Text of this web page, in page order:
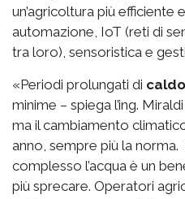
un’agricoltura più efficiente
automazione, IoT (reti di
tra loro), sensoristica e
«Periodi prolungati di
minime – spiega l’ing.
ma il cambiamento
anno, sempre più la
complesso l’acqua è un
più sprecare. Operatori